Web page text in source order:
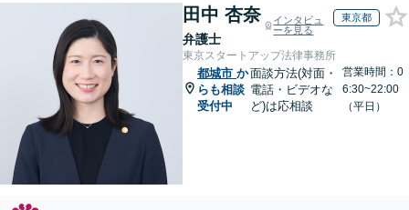
田中 杏奈
弁護士
インタビュ
ーを見る
東京都
東京スタートアップ法律事務所
都城市 か
らも相談
受付中
面談方法(対面・
電話・ビデオな
ど)は応相談
営業時間：0
6:30~22:00
（平日）